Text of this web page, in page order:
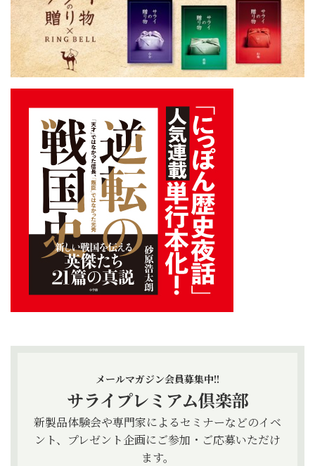
メールマガジン会員募集中!!
サライプレミアム倶楽部
新製品体験会や専門家によるセミナーなどのイベ
ント、プレゼント企画にご参加・ご応募いただけ
ます。